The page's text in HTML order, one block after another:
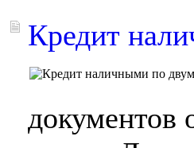
Кредит
документов